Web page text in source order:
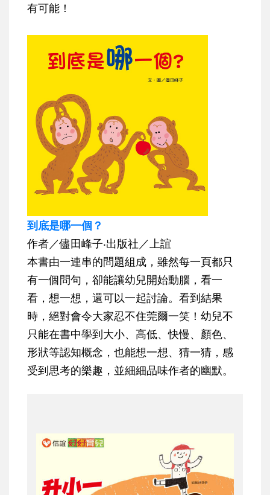
有可能！
到底是哪一個？
作者／儘田峰子‧出版社／上誼
本書由一連串的問題組成，雖然每一頁都只
有一個問句，卻能讓幼兒開始動腦，看一
看，想一想，還可以一起討論。看到結果
時，絕對會令大家忍不住莞爾一笑！幼兒不
只能在書中學到大小、高低、快慢、顏色、
形狀等認知概念，也能想一想、猜一猜，感
受到思考的樂趣，並細細品味作者的幽默。